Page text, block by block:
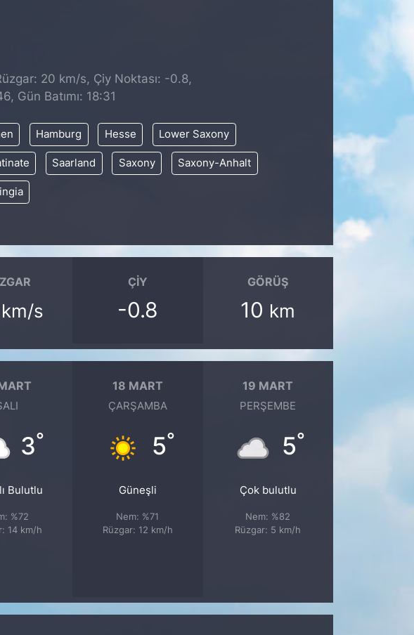
20 km/s, Çiy Noktası: -0.8,
Gün Batımı: 18:31
Hamburg Hesse Lower Saxony
Saarland Saxony Saxony-Anhalt
km/s
ÇIY
-0.8
GÖRÜŞ
10 km
3°
Bulutlu
%72
14 km/h
18 MART
ÇARŞAMBA
5°
Güneşli
Nem: %71
Rüzgar: 12 km/h
19 MART
PERŞEMBE
5°
Çok bulutlu
Nem: %82
Rüzgar: 5 km/h